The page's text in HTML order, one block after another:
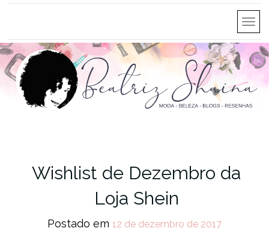
Wishlist de Dezembro da
Loja Shein
Postado em 12 de dezembro de 2017